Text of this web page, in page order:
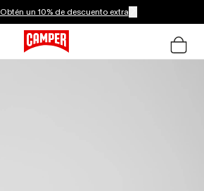
Obtén un 10% de descuento extra